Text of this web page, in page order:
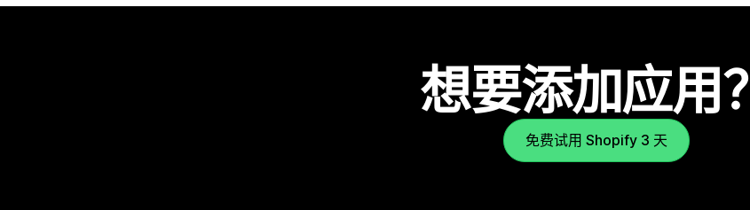
想要添加应用？
免费试用 Shopify 3 天